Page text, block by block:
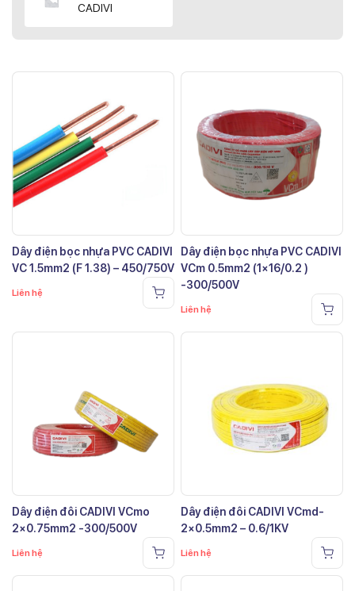
CADIVI
Dây điện bọc nhựa PVC CADIVI
VC 1.5mm2 (F 1.38) – 450/750V
Liên hệ
Dây điện bọc nhựa PVC CADIVI
VCm 0.5mm2 (1×16/0.2 )
-300/500V
Liên hệ
Dây điện đôi CADIVI VCmo
2×0.75mm2 -300/500V
Liên hệ
Dây điện đôi CADIVI VCmd-
2×0.5mm2 – 0.6/1KV
Liên hệ